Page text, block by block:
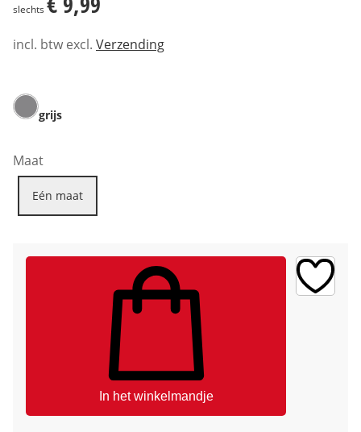
slechts
incl. btw excl. Verzending
grijs
Maat
Eén maat
In het winkelmandje